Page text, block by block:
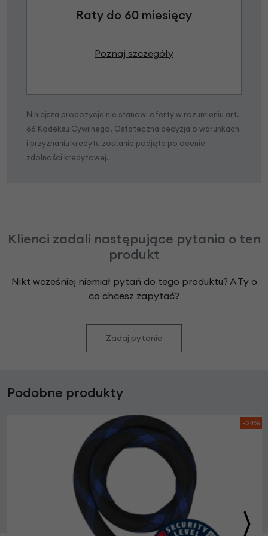
Raty do 60 miesięcy
Poznaj szczegóły
Niniejsza propozycja nie stanowi oferty w rozumieniu art.
66 Kodeksu Cywilnego. Ostateczna decyzja o warunkach
i przyznaniu kredytu zostanie podjęta po ocenie
zdolności kredytowej.
Klienci zadali następujące pytania o ten
produkt
Nikt wcześniej niemiał pytań do tego produktu? A Ty o
co chcesz zapytać?
Zadaj pytanie
Podobne produkty
-24%